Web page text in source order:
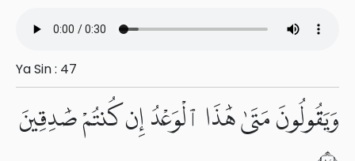
Ya Sin : 47
وَيَقُولُونَ مَتَىٰ هَٰذَا ٱلْوَعْدُ إِن كُنتُمْ صَٰدِقِينَ